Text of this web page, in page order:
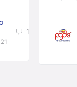
1